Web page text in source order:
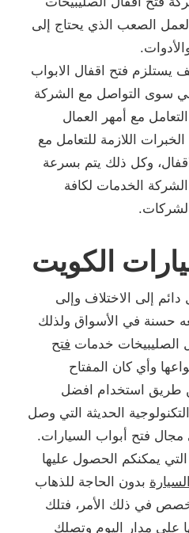
الصعب الذي يحتاج إلى
يستلزم فتح اقفال الابواب
سوى التواصل مع الشركة
مع أمهر العمال
الخبرات اللازمة للتعامل مع
وكل ذلك يتم بسرعة
الشركة الخدمات لكافة
الكويت
إلى الاختلاف وإلى
حسنة في الأسواق ولذلك
الصليبيخات خدمات فتح
وأي كان المفتاح
طريق استخدام افضل
الحديثة التي وصل
مجال فتح أبواب السيارات.
يمكنكم الحصول عليها
بدون الحاجة للذهاب
في ذلك الأمر، فتلك
على مدار اليوم وتصلك